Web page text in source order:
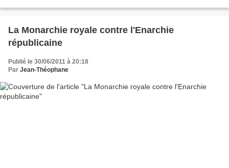
La Monarchie royale contre l'Enarchie
républicaine
Publié le 30/06/2011 à 20:18
Par Jean-Théophane